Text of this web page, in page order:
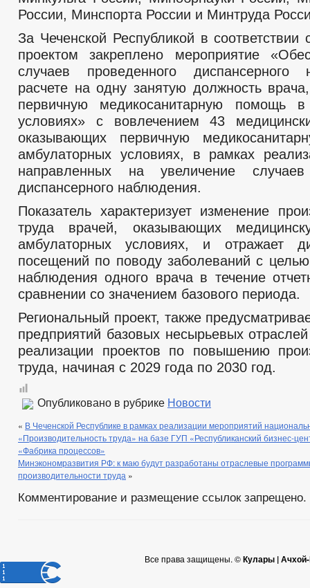
России, Минспорта России и Минтруда
За Чеченской Республикой в
проектом закреплено мероприятие
случаев проведенного
расчете на одну занятую должность
первичную медикосанитарную помощь в
условиях» с вовлечением 43
оказывающих первичную
амбулаторных условиях, в рамках
направленных на увеличение случаев
диспансерного наблюдения.
Показатель характеризует изменение
труда врачей, оказывающих
амбулаторных условиях, и отражает
посещений по поводу заболеваний с целью
наблюдения одного врача в течение
сравнении со значением базового периода.
Региональный проект, также
предприятий базовых несырьевых
реализации проектов по повышению
труда, начиная с 2029 года по 2030 год.
Опубликовано в рубрике Новости
« В Чеченской Республике в рамках реализации мероприятий
«Производительность труда» на базе ГУП «Республиканский бизнес-
«Фабрика процессов»
Минэкономразвития РФ: к маю будут разработаны отраслевые
производительности труда »
Комментирование и размещение ссылок запрещено.
Все права защищены. ©Кулары |